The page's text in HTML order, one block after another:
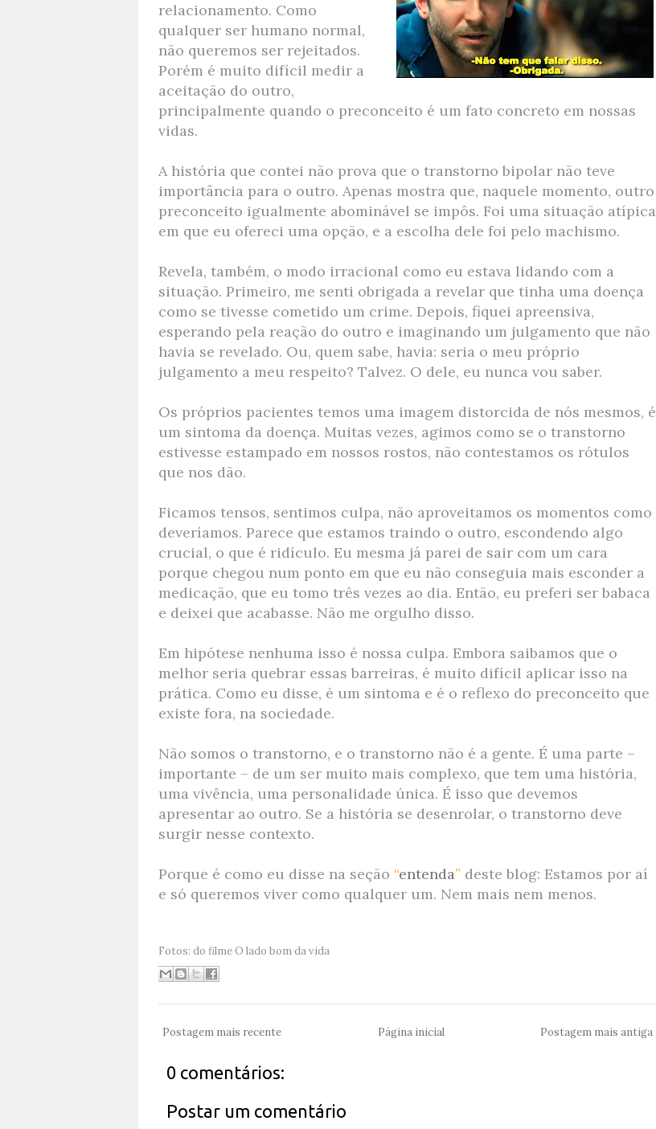
relacionamento. Como
qualquer ser humano normal,
não queremos ser rejeitados.
Porém é muito difícil medir a
aceitação do outro,
principalmente quando o preconceito é um fato concreto em nossas
vidas.
A história que contei não prova que o transtorno bipolar não teve
importância para o outro. Apenas mostra que, naquele momento, outro
preconceito igualmente abominável se impôs. Foi uma situação atípica
em que eu ofereci uma opção, e a escolha dele foi pelo machismo.
Revela, também, o modo irracional como eu estava lidando com a
situação. Primeiro, me senti obrigada a revelar que tinha uma doença
como se tivesse cometido um crime. Depois, fiquei apreensiva,
esperando pela reação do outro e imaginando um julgamento que não
havia se revelado. Ou, quem sabe, havia: seria o meu próprio
julgamento a meu respeito? Talvez. O dele, eu nunca vou saber.
Os próprios pacientes temos uma imagem distorcida de nós mesmos, é
um sintoma da doença. Muitas vezes, agimos como se o transtorno
estivesse estampado em nossos rostos, não contestamos os rótulos
que nos dão.
Ficamos tensos, sentimos culpa, não aproveitamos os momentos como
deveríamos. Parece que estamos traindo o outro, escondendo algo
crucial, o que é ridículo. Eu mesma já parei de sair com um cara
porque chegou num ponto em que eu não conseguia mais esconder a
medicação, que eu tomo três vezes ao dia. Então, eu preferi ser babaca
e deixei que acabasse. Não me orgulho disso.
Em hipótese nenhuma isso é nossa culpa. Embora saibamos que o
melhor seria quebrar essas barreiras, é muito difícil aplicar isso na
prática. Como eu disse, é um sintoma e é o reflexo do preconceito que
existe fora, na sociedade.
Não somos o transtorno, e o transtorno não é a gente. É uma parte –
importante – de um ser muito mais complexo, que tem uma história,
uma vivência, uma personalidade única. É isso que devemos
apresentar ao outro. Se a história se desenrolar, o transtorno deve
surgir nesse contexto.
Porque é como eu disse na seção “entenda” deste blog: Estamos por aí
e só queremos viver como qualquer um. Nem mais nem menos.
Fotos: do filmeO lado bom da vida
Postagem mais recente Postagem mais antiga
Página inicial
0 comentários:
Postar um comentário